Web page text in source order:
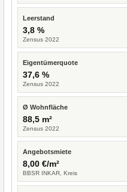
Leerstand
3,8 %
Zensus 2022
Eigentümerquote
37,6 %
Zensus 2022
Ø Wohnfläche
88,5 m²
Zensus 2022
Angebotsmiete
8,00 €/m²
BBSR INKAR, Kreis